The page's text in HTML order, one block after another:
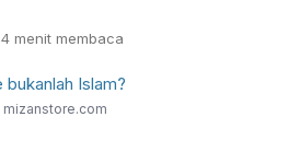
4 menit membaca
mizanstore.com